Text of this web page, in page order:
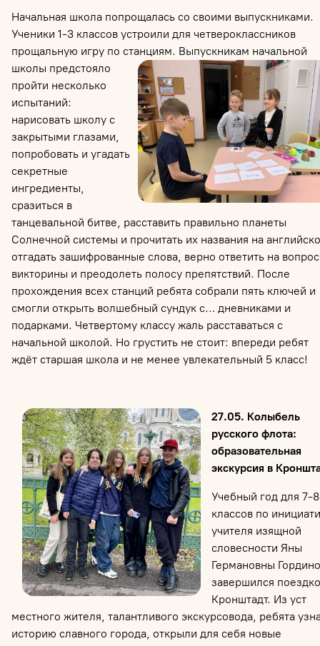
Начальная школа попрощалась со своими выпускниками.
Ученики 1-3 классов устроили для четвероклассников
прощальную игру по станциям. Выпускникам начальной
школы предстояло
пройти несколько
испытаний:
нарисовать школу с
закрытыми глазами,
попробовать и угадать
секретные
ингредиенты,
сразиться в
танцевальной битве, расставить правильно планеты
Солнечной системы и прочитать их названия на
отгадать зашифрованные слова, верно ответить на
викторины и преодолеть полосу препятствий. После
прохождения всех станций ребята собрали пять ключей и
смогли открыть волшебный сундук с… дневниками и
подарками. Четвертому классу жаль расставаться с
начальной школой. Но грустить не стоит: впереди ребят
ждёт старшая школа и не менее увлекательный 5 класс!
27.05. Колыбель
русского флота:
образовательная
экскурсия в
Учебный год для 7-8
классов по
учителя изящной
словесности Яны
Германовны
завершился
Кронштадт. Из уст
местного жителя, талантливого экскурсовода, ребята
историю славного города, открыли для себя новые